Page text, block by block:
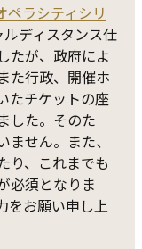
ペラシティシリ
ディスタンス仕
たが、政府によ
た行政、開催ホ
たチケットの座
した。そのた
せん。また、
り、これまでも
必須となりま
をお願い申し上